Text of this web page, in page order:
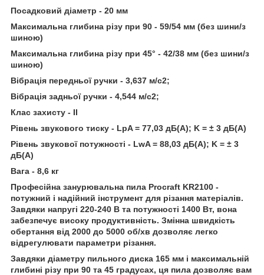
Посадковий діаметр - 20 мм
Максимальна глибина різу при 90 - 59/54 мм (без шини/з
шиною)
Максимальна глибина різу при 45° - 42/38 мм (без шини/з
шиною)
Вібрація передньої ручки - 3,637 м/с2;
Вібрація задньої ручки - 4,544 м/с2;
Клас захисту - II
Рівень звукового тиску - LpA = 77,03 дБ(А); K = ± 3 дБ(А)
Рівень звукової потужності - LwA = 88,03 дБ(А); K = ± 3
дБ(А)
Вага - 8,6 кг
Професійна занурювальна пила Procraft KR2100 -
потужний і надійний інструмент для різання матеріалів.
Завдяки напругі 220-240 В та потужності 1400 Вт, вона
забезпечує високу продуктивність. Змінна швидкість
обертання від 2000 до 5000 об/хв дозволяє легко
відрегулювати параметри різання.
Завдяки діаметру пильного диска 165 мм і максимальній
глибині різу при 90 та 45 градусах, ця пила дозволяє вам